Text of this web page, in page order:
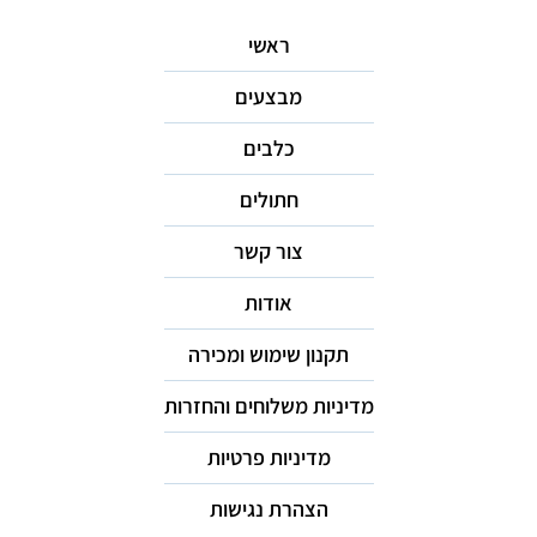
ראשי
מבצעים
כלבים
חתולים
צור קשר
אודות
תקנון שימוש ומכירה
מדיניות משלוחים והחזרות
מדיניות פרטיות
הצהרת נגישות